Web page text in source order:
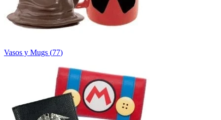
Vasos y Mugs (77)